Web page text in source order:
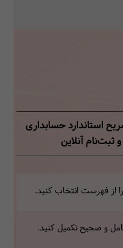
استاندارد حسابداری
و ثبت‌نام آنلاین
از فهرست انتخاب کنید.
و صحیح تکمیل کنید.